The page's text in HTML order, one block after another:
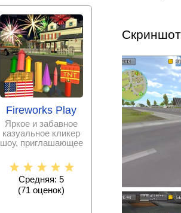
Fireworks Play
Яркое и забавное
казуальное кликер
шоу, приглашающее
команды по
Средняя: 5
(71 оценок)